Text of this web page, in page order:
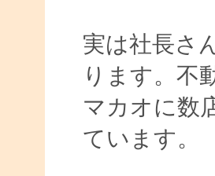
実は社長さ
ります。不
マカオに数
ています。